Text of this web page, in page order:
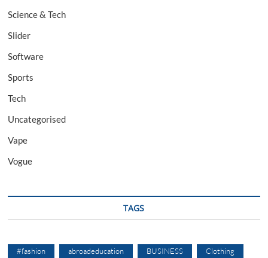
Science & Tech
Slider
Software
Sports
Tech
Uncategorised
Vape
Vogue
TAGS
#fashion abroadeducation BUSINESS Clothing